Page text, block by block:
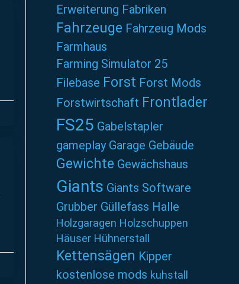
Erweiterung Fabriken
Fahrzeuge Fahrzeug Mods
Farmhaus
Farming Simulator 25
Filebase Forst Forst Mods
Forstwirtschaft Frontlader
FS25 Gabelstapler
gameplay Garage Gebäude
Gewichte Gewächshaus
Giants Giants Software
Grubber Güllefass Halle
Holzgaragen Holzschuppen
Häuser Hühnerstall
Kettensägen Kipper
kostenlose mods kuhstall